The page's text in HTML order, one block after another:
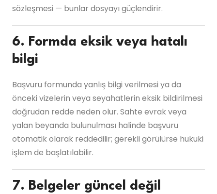
sözleşmesi — bunlar dosyayı güçlendirir.
6. Formda eksik veya hatalı
bilgi
Başvuru formunda yanlış bilgi verilmesi ya da
önceki vizelerin veya seyahatlerin eksik bildirilmesi
doğrudan redde neden olur. Sahte evrak veya
yalan beyanda bulunulması halinde başvuru
otomatik olarak reddedilir; gerekli görülürse hukuki
işlem de başlatılabilir.
7. Belgeler güncel değil